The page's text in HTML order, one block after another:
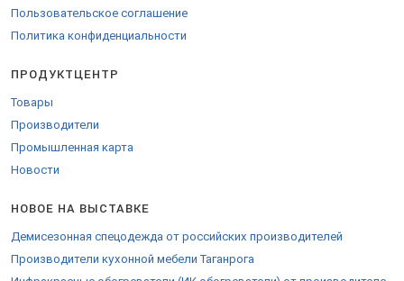
Пользовательское соглашение
Политика конфиденциальности
ПРОДУКТЦЕНТР
Товары
Производители
Промышленная карта
Новости
НОВОЕ НА ВЫСТАВКЕ
Демисезонная спецодежда от российских производителей
Производители кухонной мебели Таганрога